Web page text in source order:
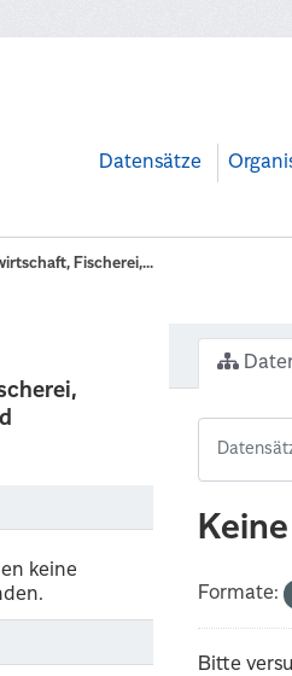
Datensätze
Fischerei,...
keine
Formate:
Bitte